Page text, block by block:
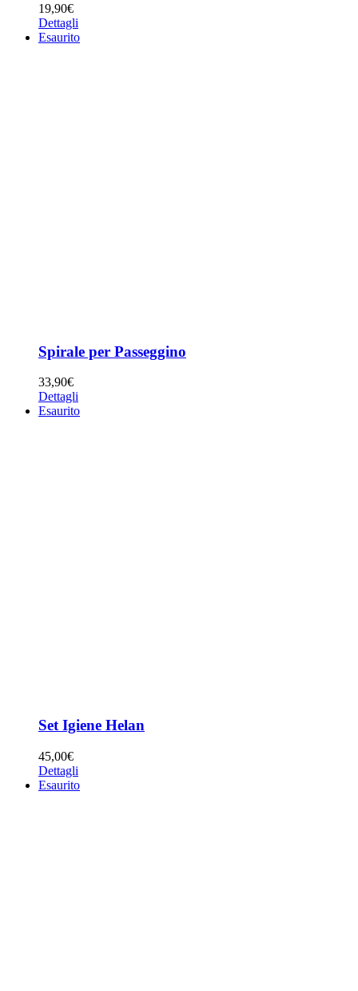
19,90€
Dettagli
Esaurito
Spirale per Passeggino
33,90€
Dettagli
Esaurito
Set Igiene Helan
45,00€
Dettagli
Esaurito